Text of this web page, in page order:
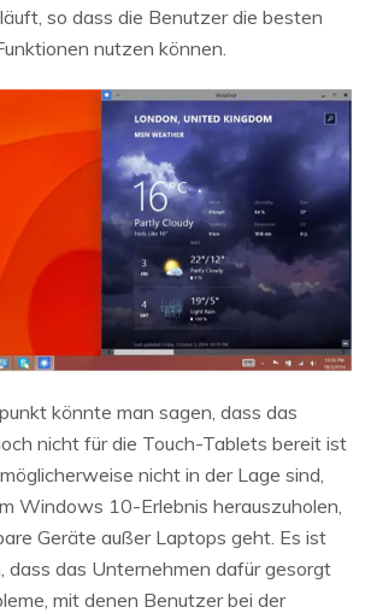
so dass die Benutzer die besten
nutzen können.
könnte man sagen, dass das
nicht für die Touch-Tablets bereit ist
nicht in der Lage sind,
Windows 10-Erlebnis herauszuholen,
Geräte außer Laptops geht. Es ist
dass das Unternehmen dafür gesorgt
mit denen Benutzer bei der